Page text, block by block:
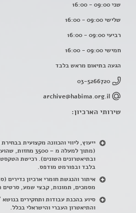
שני 09:00 - 16:00
שלישי 09:00 - 16:00
רביעי 09:00 - 16:00
חמישי 09:00 - 16:00
הגעה בתיאום מראש בלבד
03-5266720
archive@habima.org.il
שירותי הארכיון:
ייעוץ, ליווי והכוונה מקצועית
(מתוך למעלה מ – 3500
ובתיאטרונים השונים). רכישת
בלבד ובפורמט מודפס.
איתור והנגשת חומרי ארכיון נדירים (
מסמכים, תמונות, קבצי שמע, סרטים
סיוע בהכנת עבודות ותחקירים
והתיאטרון העברי והישראלי בכלל.